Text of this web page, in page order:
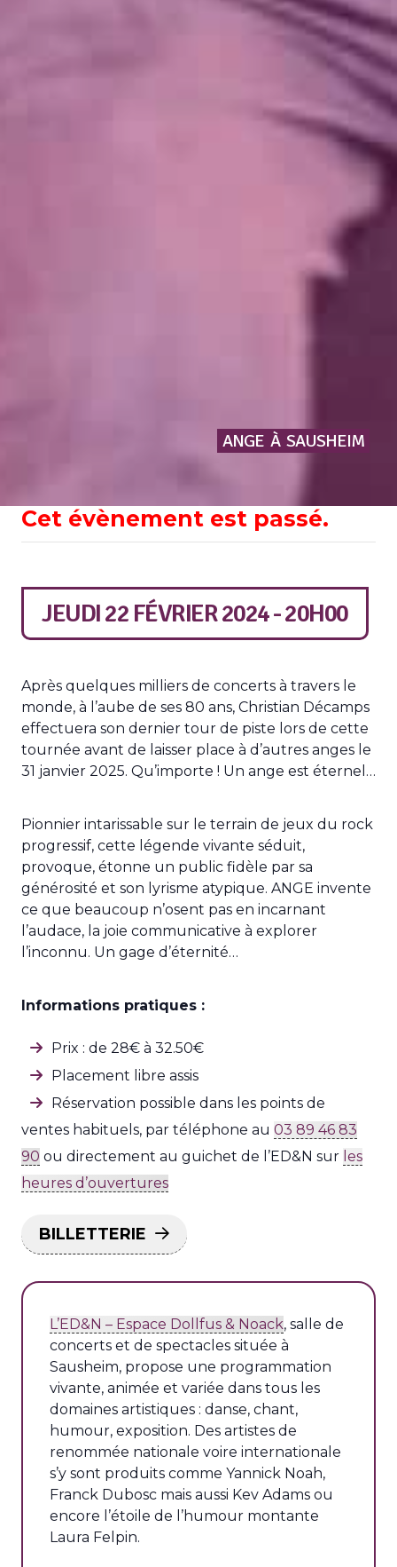
ANGE À SAUSHEIM
Cet évènement est passé.
JEUDI 22 FÉVRIER 2024 - 20H00
Après quelques milliers de concerts à travers le
monde, à l’aube de ses 80 ans, Christian Décamps
effectuera son dernier tour de piste lors de cette
tournée avant de laisser place à d’autres anges le
31 janvier 2025. Qu’importe ! Un ange est éternel…
Pionnier intarissable sur le terrain de jeux du rock
progressif, cette légende vivante séduit,
provoque, étonne un public fidèle par sa
générosité et son lyrisme atypique. ANGE invente
ce que beaucoup n’osent pas en incarnant
l’audace, la joie communicative à explorer
l’inconnu. Un gage d’éternité…
Informations pratiques :
Prix : de 28€ à 32.50€
Placement libre assis
Réservation possible dans les points de
ventes habituels, par téléphone au 03 89 46 83
90 ou directement au guichet de l’ED&N sur les
heures d’ouvertures
BILLETTERIE
L’ED&N – Espace Dollfus & Noack, salle de
concerts et de spectacles située à
Sausheim, propose une programmation
vivante, animée et variée dans tous les
domaines artistiques : danse, chant,
humour, exposition. Des artistes de
renommée nationale voire internationale
s’y sont produits comme Yannick Noah,
Franck Dubosc mais aussi Kev Adams ou
encore l’étoile de l’humour montante
Laura Felpin.